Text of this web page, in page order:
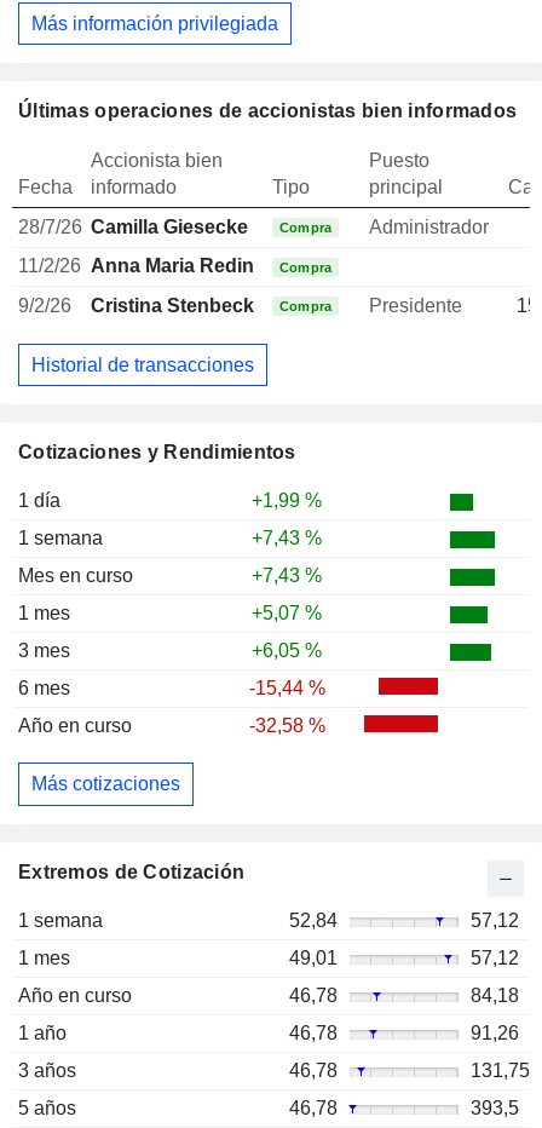
Cotizaciones y Rendimientos
1 día
+1,99 %
1 semana
+7,43 %
Mes en curso
+7,43 %
1 mes
+5,07 %
3 mes
+6,05 %
6 mes
-15,44 %
Año en curso
-32,58 %
Más cotizaciones
Extremos de Cotización
1 semana 52,84
57,12
1 mes
49,01
57,12
Año en curso
46,78
84,18
1 año
46,78
91,26
3 años
46,78
131,75
5 años
46,78
393,5
Más información privilegiada
Últimas operaciones de accionistas bien informados
Fecha
Accionista bien
informado
Tipo
Puesto
principal
28/7/26 Camilla Giesecke Compra Administrador
11/2/26 Anna Maria Redin Compra
9/2/26
Cristina Stenbeck Compra Presidente
Historial de transacciones